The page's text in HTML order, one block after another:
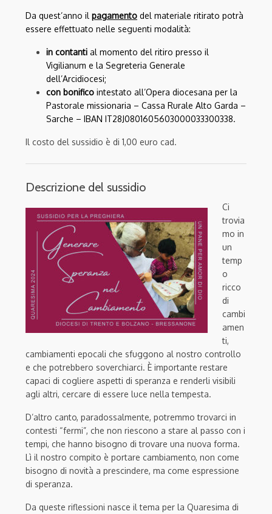
Da quest’anno il pagamento del materiale ritirato potrà
essere effettuato nelle seguenti modalità:
in contanti al momento del ritiro presso il
Vigilianum e la Segreteria Generale
dell’Arcidiocesi;
con bonifico intestato all’Opera diocesana per la
Pastorale missionaria – Cassa Rurale Alto Garda –
Sarche – IBAN IT28J0801605603000033300338.
Il costo del sussidio è di 1,00 euro cad.
Descrizione del sussidio
Ci
trovia
mo in
un
temp
o
ricco
di
cambi
amen
ti,
cambiamenti epocali che sfuggono al nostro controllo
e che potrebbero soverchiarci. È importante restare
capaci di cogliere aspetti di speranza e renderli visibili
agli altri, cercare di essere luce nella tempesta.
D’altro canto, paradossalmente, potremmo trovarci in
contesti “fermi”, che non riescono a stare al passo con i
tempi, che hanno bisogno di trovare una nuova forma.
Lì il nostro compito è portare cambiamento, non come
bisogno di novità a prescindere, ma come espressione
di speranza.
Da queste riflessioni nasce il tema per la Quaresima di